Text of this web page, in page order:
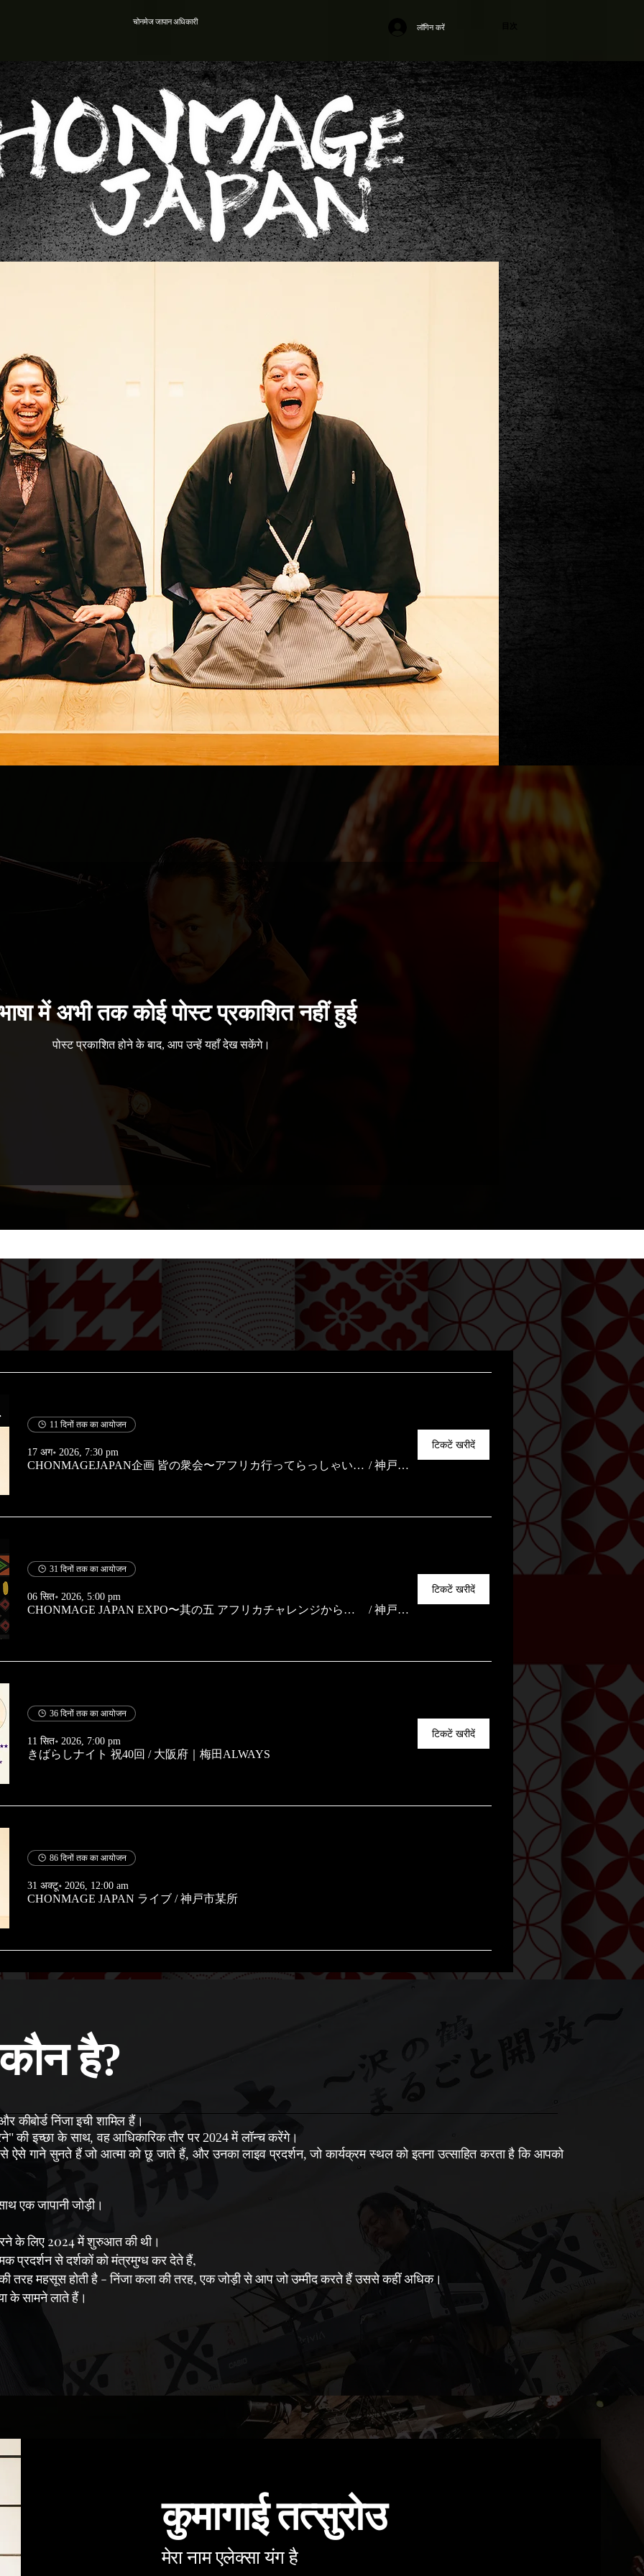
चोनमेज जापान अधिकारी लॉगिन करें
में अभी तक कोई पोस्ट प्रकाशित नहीं हुई
पोस्ट प्रकाशित होने के बाद, आप उन्हें यहाँ देख सकेंगे।
11 दिनों तक का आयोजन
17 अग॰ 2026, 7:30 pm
CHONMAGEJAPAN企画 皆の衆会〜アフリカ行ってらっしゃいの宴〜 / 神戸市｜Ageha Base
टिकटें खरीदें
31 दिनों तक का आयोजन
06 सित॰ 2026, 5:00 pm
CHONMAGE JAPAN EXPO〜其の五 アフリカチャレンジからおかえりワンマン〜 / 神戸市｜Ageha Base
टिकटें खरीदें
36 दिनों तक का आयोजन
11 सित॰ 2026, 7:00 pm
きばらしナイト 祝40回 / 大阪府｜梅田ALWAYS
टिकटें खरीदें
86 दिनों तक का आयोजन
31 अक्टू॰ 2026, 12:00 am
CHONMAGE JAPAN ライブ /神戸市某所
है?
कीबोर्ड निंजा इची शामिल हैं।
की इच्छा के साथ, वह आधिकारिक तौर पर 2024 में लॉन्च करेंगे।
से ऐसे गाने सुनते हैं जो आत्मा को छू जाते हैं, और उनका लाइव प्रदर्शन, जो कार्यक्रम स्थल को इतना उत्साहित करता है कि आपको
एक जापानी जोड़ी।
के लिए 2024 में शुरुआत की थी।
प्रदर्शन से दर्शकों को मंत्रमुग्ध कर देते हैं,
तरह महसूस होती है - निंजा कला की तरह, एक जोड़ी से आप जो उम्मीद करते हैं उससे कहीं अधिक।
के सामने लाते हैं।
कुमागाई तत्सुरोउ
मेरा नाम एलेक्सा यंग है